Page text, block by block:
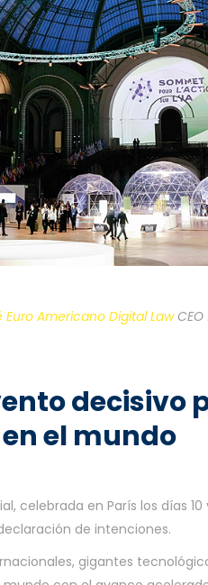
Euro Americano Digital LawCEO
decisivo
el mundo
celebrada en París los días 10
de intenciones.
gigantes